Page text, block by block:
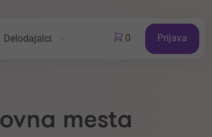
Delodajalci 0 Prijava
mesta